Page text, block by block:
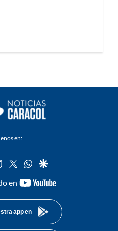
en:
instagram
twitterwhatsapp
google
en
youtube-
app en